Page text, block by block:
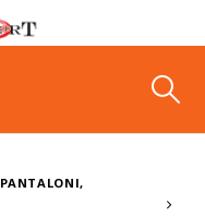
PANTALONI,